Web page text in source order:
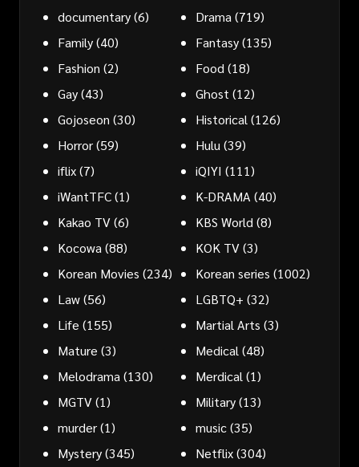
documentary(6) Drama (719)
Family(40) Fantasy(135)
Fashion (2) Food (18)
Gay(43) Ghost (12)
Gojoseon (30) Historical (126)
Horror(59) Hulu (39)
iflix(7) iQIYI (111)
iWantTFC(1) K-DRAMA (40)
Kakao TV(6) KBS World (8)
Kocowa (88) KOK TV(3)
Korean Movies (234) Korean series (1002)
Law(56) LGBTQ+ (32)
Life (155) Martial Arts (3)
Mature (3) Medical (48)
Melodrama (130) Merdical (1)
MGTV(1) Military(13)
murder(1) music(35)
Mystery(345) Netflix(304)